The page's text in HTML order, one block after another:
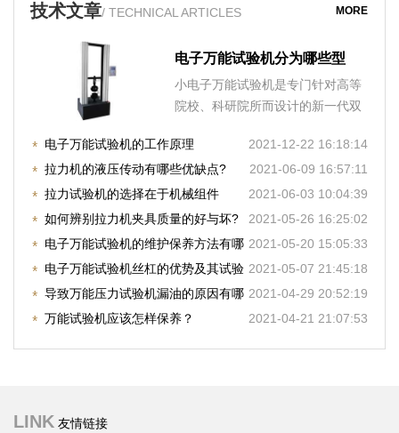
技术文章/ TECHNICAL ARTICLES MORE
电子万能试验机分为哪些型
号?购买时注意哪些事项?
小电子万能试验机是专门针对高等
院校、科研院所而设计的新一代双
2021-12-22 16:18:14
电子万能试验机的工作原理
2021-06-09 16:57:11
拉力机的液压传动有哪些优缺点?
2021-06-03 10:04:39
拉力试验机的选择在于机械组件
2021-05-26 16:25:02
如何辨别拉力机夹具质量的好与坏?
2021-05-20 15:05:33
电子万能试验机的维护保养方法有哪
些?
2021-05-07 21:45:18
电子万能试验机丝杠的优势及其试验
过程的注意事项
2021-04-29 20:52:19
导致万能压力试验机漏油的原因有哪
些
2021-04-21 21:07:53
万能试验机应该怎样保养？
LINK 友情链接